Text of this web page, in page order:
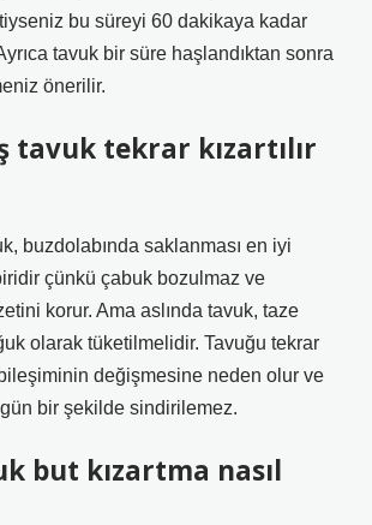
bu süreyi 60 dakikaya kadar
tavuk bir süre haşlandıktan sonra
önerilir.
tavuk tekrar kızartılır
buzdolabında saklanması en iyi
çünkü çabuk bozulmaz ve
korur. Ama aslında tavuk, taze
olarak tüketilmelidir. Tavuğu tekrar
bileşiminin değişmesine neden olur ve
bir şekilde sindirilemez.
but kızartma nasıl